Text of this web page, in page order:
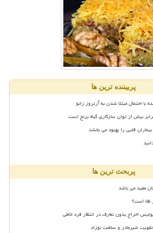
پربیننده ترین ها
با احتمال مبتلا شدن به آرتروز زانو
قلبی را بهبود می بخشد
پربحث ترین ها
مفید می باشد
طلا است؟
اخراج بدون تعارف در انتظار فرد خاطی
شیرمادر و سلامت نوزاد